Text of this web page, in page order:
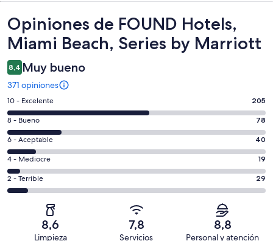
Opiniones
Opiniones de FOUND Hotels,
Miami Beach, Series by Marriott
8,4 Muy bueno
371 opiniones
Evaluación:
10
-
Excelente.
205
de
371
opiniones
10 - Excelente 205
Evaluación:
8
-
Bueno.
78
de
opiniones
8 - Bueno 78
Evaluación:
6
-
Aceptable.
40
opiniones
6 - Aceptable 40
Evaluación:
4
-
4 - Mediocre 19
Evaluación:
2
2 - Terrible 29
8,6
Limpieza
7,8
Servicios
8,8
Personal y atención